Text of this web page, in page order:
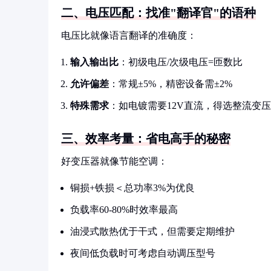
二、电压匹配：找准"翻译官"的语种
电压比就像语言翻译的准确度：
输入输出比 ：初级电压/次级电压=匝数比
允许偏差 ：常规±5%，精密设备需±2%
特殊需求 ：如电镀需要12V直流，得选整流变
三、效率考量：省电高手的秘密
好变压器就像节能空调：
铜损+铁损＜总功率3%为优良
负载率60-80%时效率最高
油浸式散热优于干式，但需要定期维护
夜间低负载时可考虑自动调压型号